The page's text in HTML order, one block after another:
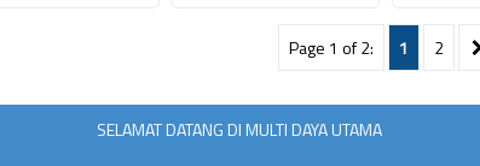
Page 1 of 2: 1 2
SELAMAT DATANG DI MULTI DAYA UTAMA